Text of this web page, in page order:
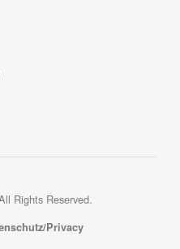
Rights Reserved.
Privacy